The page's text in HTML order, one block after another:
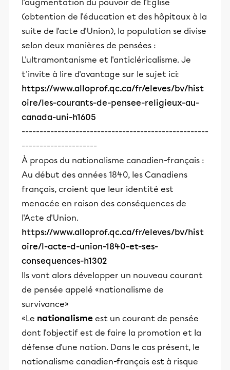
l'augmentation du pouvoir de l'Église
(obtention de l'éducation et des hôpitaux à la
suite de l'acte d'Union), la population se divise
selon deux manières de pensées :
L'ultramontanisme et l'anticléricalisme. Je
t'invite à lire d'avantage sur le sujet ici:
https://www.alloprof.qc.ca/fr/eleves/bv/hist
oire/les-courants-de-pensee-religieux-au-
canada-uni-h1605
----------------------------------------------------
---------------------
À propos du nationalisme canadien-français :
Au début des années 1840, les Canadiens
français, croient que leur identité est
menacée en raison des conséquences de
l'Acte d'Union.
https://www.alloprof.qc.ca/fr/eleves/bv/hist
oire/l-acte-d-union-1840-et-ses-
consequences-h1302
Ils vont alors développer un nouveau courant
de pensée appelé «nationalisme de
survivance»
«Le nationalisme est un courant de pensée
dont l'objectif est de faire la promotion et la
défense d'une nation. Dans le cas présent, le
nationalisme canadien-français est à risque